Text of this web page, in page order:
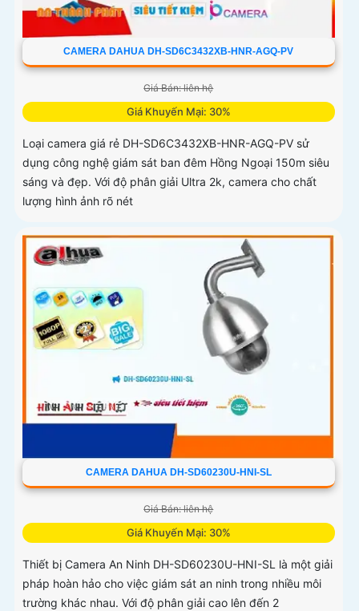
CAMERA DAHUA DH-SD6C3432XB-HNR-AGQ-PV
Giá Bán: liên hệ
Giá Khuyến Mại: 30%
Loại camera giá rẻ DH-SD6C3432XB-HNR-AGQ-PV sử
dụng công nghệ giám sát ban đêm Hồng Ngoại 150m siêu
sáng và đẹp. Với độ phân giải Ultra 2k, camera cho chất
lượng hình ảnh rõ nét
CAMERA DAHUA DH-SD60230U-HNI-SL
Giá Bán: liên hệ
Giá Khuyến Mại: 30%
Thiết bị Camera An Ninh DH-SD60230U-HNI-SL là một giải
pháp hoàn hảo cho việc giám sát an ninh trong nhiều môi
trường khác nhau. Với độ phân giải cao lên đến 2